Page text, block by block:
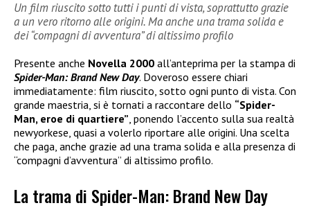
Un film riuscito sotto tutti i punti di vista, soprattutto grazie
a un vero ritorno alle origini. Ma anche una trama solida e
dei “compagni di avventura” di altissimo profilo
Presente anche Novella 2000 all’anteprima per la stampa di
Spider-Man: Brand New Day. Doveroso essere chiari
immediatamente: film riuscito, sotto ogni punto di vista. Con
grande maestria, si è tornati a raccontare dello “Spider-
Man, eroe di quartiere”, ponendo l’accento sulla sua realtà
newyorkese, quasi a volerlo riportare alle origini. Una scelta
che paga, anche grazie ad una trama solida e alla presenza di
“compagni d’avventura” di altissimo profilo.
La trama di Spider-Man: Brand New Day